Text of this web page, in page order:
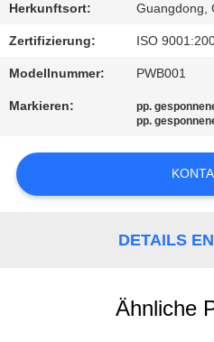
KONTAKT
SITEMAP
PRIVACY
Herkunftsort: Guangdong,
Zertifizierung: ISO
Modellnummer: PWB001
Markieren: pp.
pp.
DETAILS
Ähnliche